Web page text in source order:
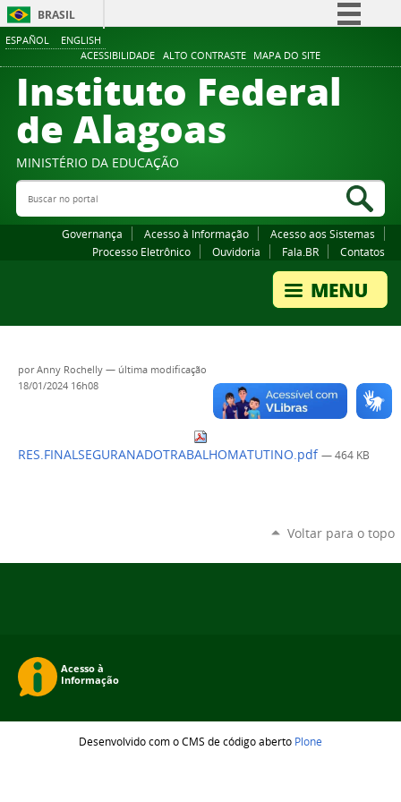
ESPAÑOL ENGLISH
ACESSIBILIDADE ALTO CONTRASTE MAPA DO SITE
BRASIL
Comunica BR
Participe
Canais
Instituto Federal
de Alagoas
MINISTÉRIO DA EDUCAÇÃO
Buscar no portal
Governança Acesso à Informação
Acesso aos Sistemas
Processo Eletrônico
Ouvidoria Fala.BR Contatos
porAnny Rochelly — última modificação
18/01/2024 16h08
RES.FINALSEGURANADOTRABALHOMATUTINO.pdf — 464 KB
Voltar para o topo
Desenvolvido com o CMS de código aberto Plone